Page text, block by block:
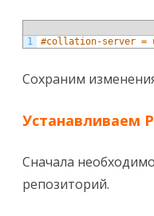
1
#collation-server =
Сохраним
Устанавливаем
Сначала
репозиторий.